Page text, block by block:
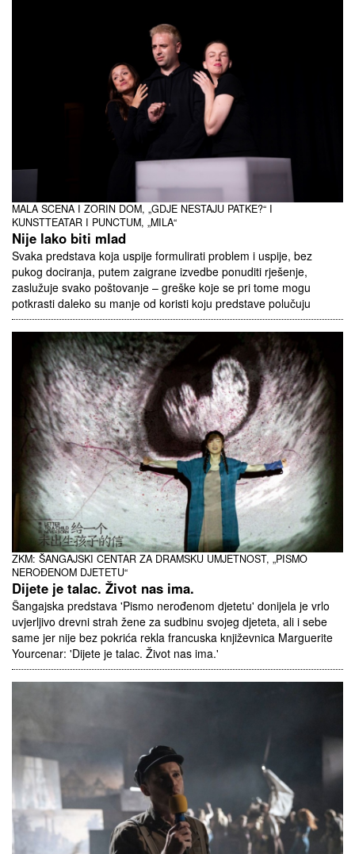
MALA SCENA I ZORIN DOM, „GDJE NESTAJU PATKE?“ I
KUNSTTEATAR I PUNCTUM, „MILA“
Nije lako biti mlad
Svaka predstava koja uspije formulirati problem i uspije, bez
pukog dociranja, putem zaigrane izvedbe ponuditi rješenje,
zaslužuje svako poštovanje – greške koje se pri tome mogu
potkrasti daleko su manje od koristi koju predstave polučuju
ZKM: ŠANGAJSKI CENTAR ZA DRAMSKU UMJETNOST, „PISMO
NEROĐENOM DJETETU“
Dijete je talac. Život nas ima.
Šangajska predstava 'Pismo nerođenom djetetu' donijela je vrlo
uvjerljivo drevni strah žene za sudbinu svojeg djeteta, ali i sebe
same jer nije bez pokrića rekla francuska književnica Marguerite
Yourcenar: 'Dijete je talac. Život nas ima.'